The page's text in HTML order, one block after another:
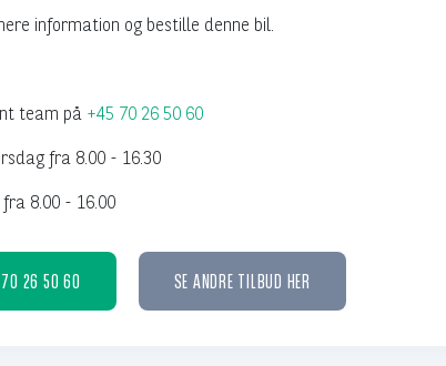
information og bestille denne bil.
team på +45 70 26 50 60
fra 8.00 - 16.30
8.00 - 16.00
70 26 50 60 SE ANDRE TILBUD HER